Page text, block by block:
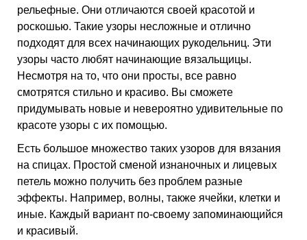
рельефные. Они отличаются своей красотой и
роскошью. Такие узоры несложные и отлично
подходят для всех начинающих рукодельниц. Эти
узоры часто любят начинающие вязальщицы.
Несмотря на то, что они просты, все равно
смотрятся стильно и красиво. Вы сможете
придумывать новые и невероятно удивительные по
красоте узоры с их помощью.
Есть большое множество таких узоров для вязания
на спицах. Простой сменой изнаночных и лицевых
петель можно получить без проблем разные
эффекты. Например, волны, также ячейки, клетки и
иные. Каждый вариант по-своему запоминающийся
и красивый.